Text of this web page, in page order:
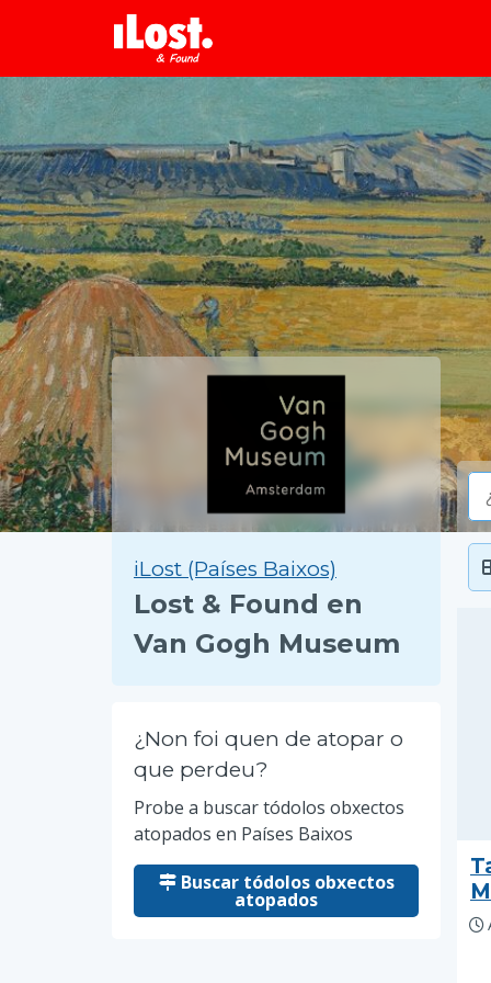
iLost (Países Baixos)
Lost & Found en
Van Gogh Museum
¿Non foi quen de atopar o
que perdeu?
Probe a buscar tódolos obxectos
atopados en Países Baixos
Buscar tódolos obxectos
atopados